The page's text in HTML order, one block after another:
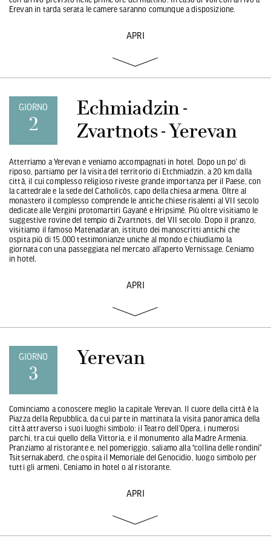
Erevan in tarda serata le camere saranno comunque a disposizione.
APRI
GIORNO
2
Echmiadzin -
Zvartnots - Yerevan
Atterriamo a Yerevan e veniamo accompagnati in hotel. Dopo un po’ di
riposo, partiamo per la visita del territorio di Etchmiadzin, a 20 km dalla
città, il cui complesso religioso riveste grande importanza per il Paese, con
la cattedrale e la sede del Catholicòs, capo della chiesa armena. Oltre al
monastero il complesso comprende le antiche chiese risalenti al VII secolo
dedicate alle Vergini protomartiri Gayané e Hripsimé. Più oltre visitiamo le
suggestive rovine del tempio di Zvartnots, del VII secolo. Dopo il pranzo,
visitiamo il famoso Matenadaran, istituto dei manoscritti antichi che
ospita più di 15.000 testimonianze uniche al mondo e chiudiamo la
giornata con una passeggiata nel mercato all’aperto Vernissage. Ceniamo
in hotel.
APRI
GIORNO
3
Yerevan
Cominciamo a conoscere meglio la capitale Yerevan. Il cuore della città è la
Piazza della Repubblica, da cui parte in mattinata la visita panoramica della
città attraverso i suoi luoghi simbolo: il Teatro dell’Opera, i numerosi
parchi, tra cui quello della Vittoria, e il monumento alla Madre Armenia.
Pranziamo al ristorante e, nel pomeriggio, saliamo alla “collina delle rondini”
Tsitsernakaberd, che ospita il Memoriale del Genocidio, luogo simbolo per
tutti gli armeni. Ceniamo in hotel o al ristorante.
APRI